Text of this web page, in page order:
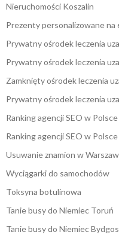
Nieruchomości Koszalin
Prezenty personalizowane na
Prywatny ośrodek leczenia
Prywatny ośrodek leczenia
Zamknięty ośrodek leczenia
Prywatny ośrodek leczenia
Ranking agencji SEO w Polsce
Ranking agencji SEO w Polsce
Usuwanie znamion w
Wyciągarki do samochodów
Toksyna botulinowa
Tanie busy do Niemiec Toruń
Tanie busy do Niemiec